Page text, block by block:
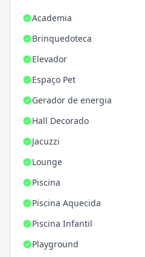
Academia
Brinquedoteca
Elevador
Espaço Pet
Gerador de energia
Hall Decorado
Jacuzzi
Lounge
Piscina
Piscina Aquecida
Piscina Infantil
Playground